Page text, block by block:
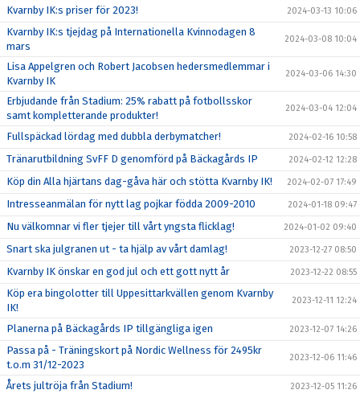
Kvarnby IK:s priser för 2023! 2024-03-13 10:06
Kvarnby IK:s tjejdag på Internationella Kvinnodagen 8
mars
2024-03-08 10:04
Lisa Appelgren och Robert Jacobsen hedersmedlemmar i
Kvarnby IK
2024-03-06 14:30
Erbjudande från Stadium: 25% rabatt på fotbollsskor
samt kompletterande produkter!
2024-03-04 12:04
Fullspäckad lördag med dubbla derbymatcher! 2024-02-16 10:58
Tränarutbildning SvFF D genomförd på Bäckagårds IP 2024-02-12 12:28
Köp din Alla hjärtans dag-gåva här och stötta Kvarnby IK! 2024-02-07 17:49
Intresseanmälan för nytt lag pojkar födda 2009-2010 2024-01-18 09:47
Nu välkomnar vi fler tjejer till vårt yngsta flicklag! 2024-01-02 09:40
Snart ska julgranen ut - ta hjälp av vårt damlag! 2023-12-27 08:50
Kvarnby IK önskar en god jul och ett gott nytt år 2023-12-22 08:55
Köp era bingolotter till Uppesittarkvällen genom Kvarnby
IK!
2023-12-11 12:24
Planerna på Bäckagårds IP tillgängliga igen 2023-12-07 14:26
Passa på - Träningskort på Nordic Wellness för 2495kr
t.o.m 31/12-2023
2023-12-06 11:46
Årets jultröja från Stadium! 2023-12-05 11:26